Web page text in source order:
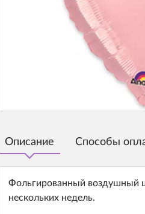
Описание Способы
Фольгированный воздушный
нескольких недель.